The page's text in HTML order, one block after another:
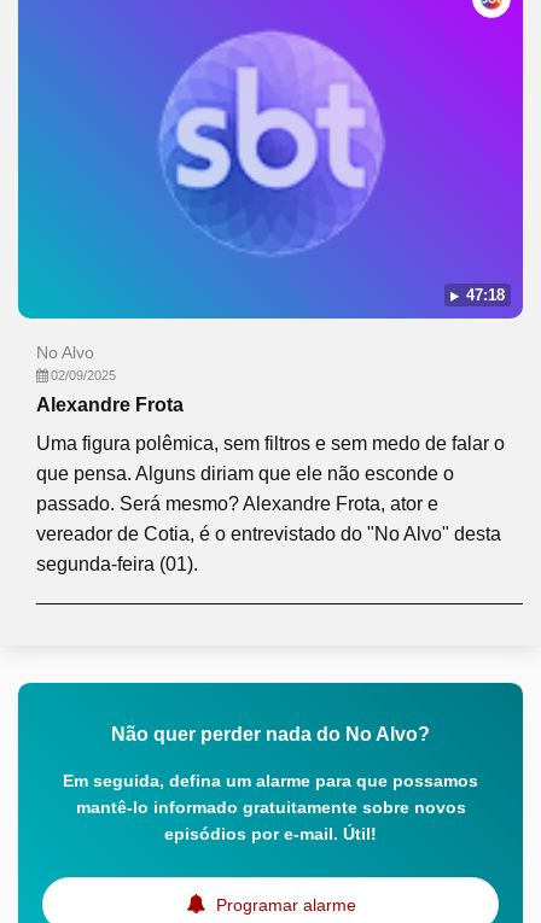
47:18
No Alvo
02/09/2025
Alexandre Frota
Uma figura polêmica, sem filtros e sem medo de falar o
que pensa. Alguns diriam que ele não esconde o
passado. Será mesmo? Alexandre Frota, ator e
vereador de Cotia, é o entrevistado do "No Alvo" desta
segunda-feira (01).
Não quer perder nada do No Alvo?
Em seguida, defina um alarme para que possamos
mantê-lo informado gratuitamente sobre novos
episódios por e-mail. Útil!
Programar alarme